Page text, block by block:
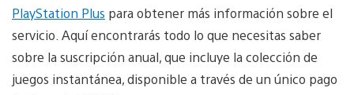
PlayStation Plus para obtener más información sobre el
servicio. Aquí encontrarás todo lo que necesitas saber
sobre la suscripción anual, que incluye la colección de
juegos instantánea, disponible a través de un único pago